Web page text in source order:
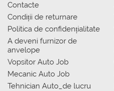
Contacte
Condiții de returnare
Politica de confidențialitate
A deveni furnizor de
anvelope
Vopsitor Auto Job
Mecanic Auto Job
Tehnician Auto_de lucru